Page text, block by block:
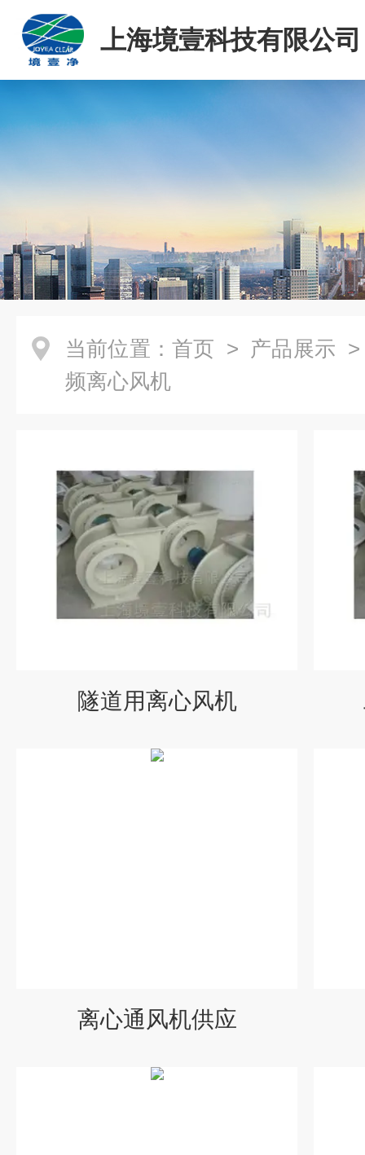
上海境壹科技有限公司
当前位置： 首页 > 产品展示
频离心风机
隧道用离心风机
离心通风机供应